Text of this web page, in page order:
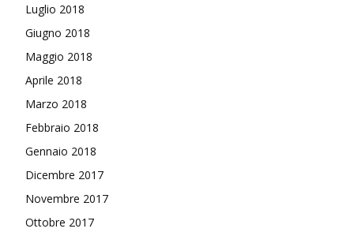
Luglio 2018
Giugno 2018
Maggio 2018
Aprile 2018
Marzo 2018
Febbraio 2018
Gennaio 2018
Dicembre 2017
Novembre 2017
Ottobre 2017